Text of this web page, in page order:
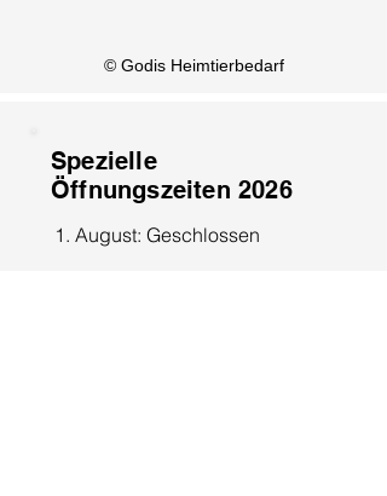
© Godis Heimtierbedarf
Spezielle
Öffnungszeiten 2026
1. August: Geschlossen